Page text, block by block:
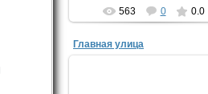
563 0 0.0
Главная улица